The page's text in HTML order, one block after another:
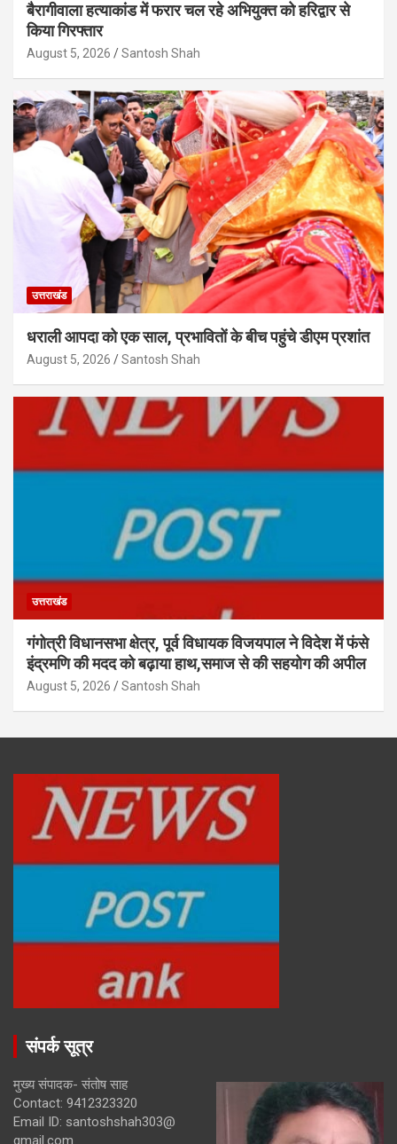
बैरागीवाला हत्याकांड में फरार चल रहे अभियुक्त को हरिद्वार से
किया गिरफ्तार
August 5, 2026 Santosh Shah
उत्तराखंड
धराली आपदा को एक साल, प्रभावितों के बीच पहुंचे डीएम प्रशांत
August 5, 2026 Santosh Shah
उत्तराखंड
गंगोत्री विधानसभा क्षेत्र, पूर्व विधायक विजयपाल ने विदेश में फंसे
इंद्रमणि की मदद को बढ़ाया हाथ,समाज से की सहयोग की अपील
August 5, 2026 Santosh Shah
संपर्क सूत्र
मुख्य संपादक- संतोष साह
Contact: 9412323320
Email ID: santoshshah303@
gmail.com